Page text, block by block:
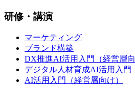
研修・講演
マーケティング
ブランド構築
DX推進AI活用入門（経営層向
デジタル人材育成AI活用入門
AI活用入門（経営層向け）